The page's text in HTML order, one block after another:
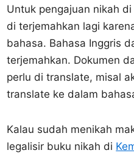
Untuk pengajuan nikah
di terjemahkan lagi
bahasa. Bahasa Inggris
terjemahkan. Dokumen
perlu di translate, misal
translate ke dalam
Kalau sudah menikah
legalisir buku nikah di